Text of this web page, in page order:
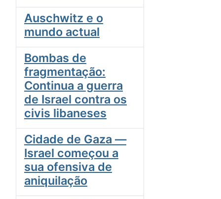
Auschwitz e o
mundo actual
Bombas de
fragmentação:
Continua a guerra
de Israel contra os
civis libaneses
Cidade de Gaza —
Israel começou a
sua ofensiva de
aniquilação